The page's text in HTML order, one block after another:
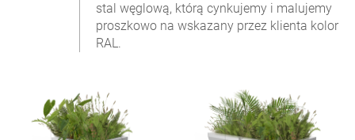
stal węglową, którą cynkujemy i malujemy
proszkowo na wskazany przez klienta kolor
RAL.